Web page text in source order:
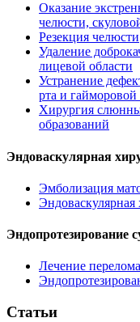
Оказание
челюсти,
Резекция челюсти
Удаление
лицевой области
Устранение
рта и гайморовой
Хирургия
образований
Эндоваскулярная
Эмболизация
Эндоваскулярная
Эндопротезирование
Лечение
Статьи